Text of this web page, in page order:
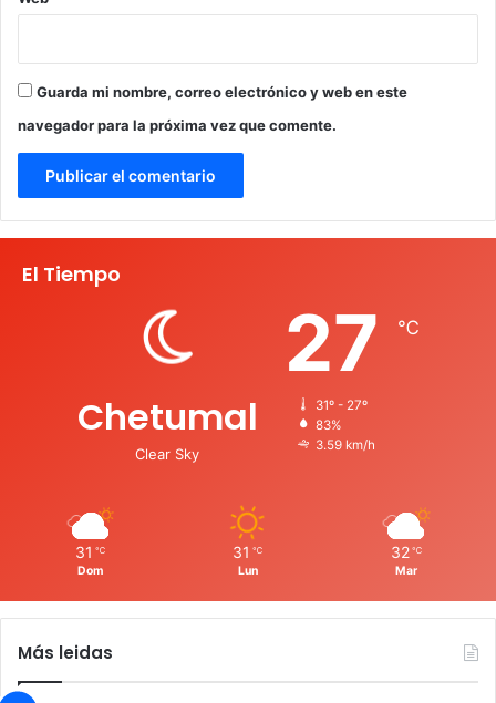
Guarda mi nombre, correo electrónico y web en este
navegador para la próxima vez que comente.
El Tiempo
Chetumal
Clear Sky
27 ℃
31º - 27º
83%
3.59 km/h
31 ℃
Dom
31 ℃
Lun
32 ℃
Mar
Más leidas